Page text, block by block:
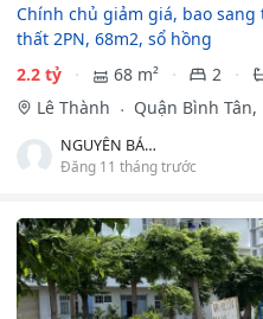
Chính chủ giảm giá, bao
thất 2PN, 68m2, sổ hồng
2.2 tỷ
68 m² 2
Lê Thành
Quận Bình
NGUYỄN BẢO THIỆN
Đăng 11 tháng trước